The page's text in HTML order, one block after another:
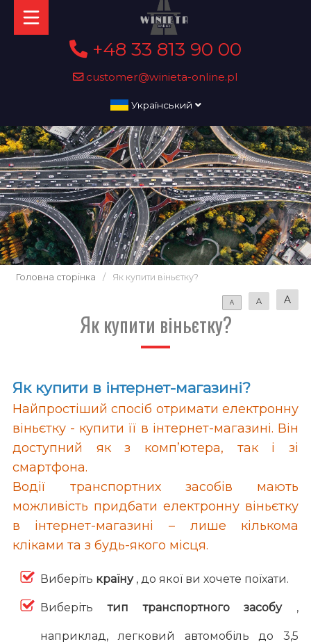
+48 33 813 90 00
customer@winieta-online.pl
Український
Головна сторінка / Як купити віньєтку?
A A A
Як купити віньєтку?
Як купити в інтернет-магазині?
Найпростіший спосіб отримати електронну
віньєтку - купити її в інтернет-магазині. Він
доступний як з комп’ютера, так і зі
смартфона.
Водії транспортних засобів мають
можливість придбати електронну віньєтку
в інтернет-магазині – лише кількома
кліками та з будь-якого місця.
Виберіть країну , до якої ви хочете поїхати.
Виберітьтип транспортного засобу ,
наприклад, легковий автомобіль до 3,5